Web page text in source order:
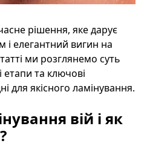
рішення, яке дарує
і елегантний вигин на
ми розглянемо суть
етапи та ключові
для якісного ламінування.
вій і як